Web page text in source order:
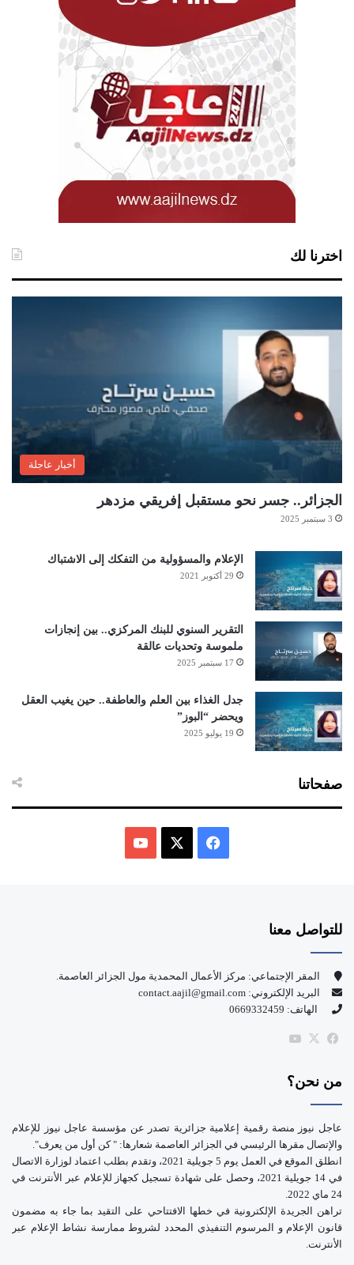
اخترنا لك
أخبار عاجلة
الجزائر.. جسر نحو مستقبل إفريقي مزدهر
3 سبتمبر 2025
الإعلام والمسؤولية من التفكك إلى الاشتباك
29 أكتوبر 2021
التقرير السنوي للبنك المركزي.. بين إنجازات
ملموسة وتحديات عالقة
17 سبتمبر 2025
جدل الغذاء بين العلم والعاطفة.. حين يغيب العقل
ويحضر “البوز”
19 يوليو 2025
صفحاتنا
و
ك
للتواصل معنا
المقر الإجتماعي: مركز الأعمال المحمدية مول الجزائر العاصمة.
البريد الإلكتروني: contact.aajil@gmail.com
الهاتف: 0669332459
فيسبوك
‫X
من نحن؟
عاجل نيوز منصة رقمية إعلامية جزائرية تصدر عن مؤسسة عاجل نيوز للإعلام
والإتصال مقرها الرئيسي في الجزائر العاصمة شعارها: " كن أول من يعرف".
انطلق الموقع في العمل يوم 5 جويلية 2021، وتقدم بطلب اعتماد لوزارة الاتصال
في 14 جويلية 2021، وحصل على شهادة تسجيل كجهاز للإعلام عبر الأنترنت في
24 ماي 2022.
تراهن الجريدة الإلكترونية في خطها الافتتاحي على التقيد بما جاء به مضمون
قانون الإعلام و المرسوم التنفيذي المحدد لشروط ممارسة نشاط الإعلام عبر
الأنترنت.